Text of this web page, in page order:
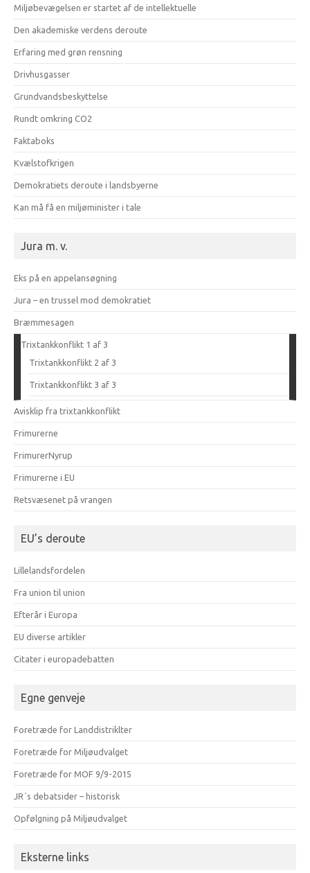
Miljøbevægelsen er startet af de intellektuelle
Den akademiske verdens deroute
Erfaring med grøn rensning
Drivhusgasser
Grundvandsbeskyttelse
Rundt omkring CO2
Faktaboks
Kvælstofkrigen
Demokratiets deroute i landsbyerne
Kan må få en miljøminister i tale
Jura m. v.
Eks på en appelansøgning
Jura – en trussel mod demokratiet
Bræmmesagen
Trixtankkonflikt 1 af 3
Trixtankkonflikt 2 af 3
Trixtankkonflikt 3 af 3
Avisklip fra trixtankkonflikt
Frimurerne
FrimurerNyrup
Frimurerne i EU
Retsvæsenet på vrangen
EU’s deroute
Lillelandsfordelen
Fra union til union
Efterår i Europa
EU diverse artikler
Citater i europadebatten
Egne genveje
Foretræde for Landdistriklter
Foretræde for Miljøudvalget
Foretræde for MOF 9/9-2015
JR´s debatsider – historisk
Opfølgning på Miljøudvalget
Eksterne links